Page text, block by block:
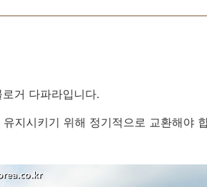
거 다파라입니다.
지시키기 위해 정기적으로 교환해야